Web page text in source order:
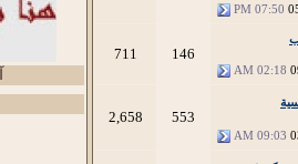
07:50 PM
02:18 AM
146
711
09:03 AM
553
2,658